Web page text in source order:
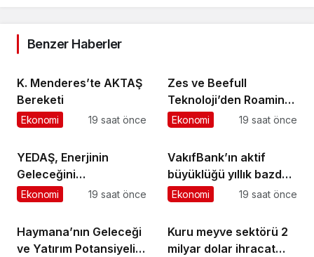
Benzer Haberler
K. Menderes’te AKTAŞ
Bereketi
Ekonomi 19 saat önce
Zes ve Beefull
Teknoloji’den Roaming
İş Birliği
Ekonomi 19 saat önce
YEDAŞ, Enerjinin
Geleceğini
Şekillendirecek Genç
Ekonomi 19 saat önce
VakıfBank’ın aktif
büyüklüğü yıllık bazda
yüzde 28 artışla 5,8
Ekonomi 19 saat önce
Haymana’nın Geleceği
ve Yatırım Potansiyeli
Kuru meyve sektörü 2
milyar dolar ihracat